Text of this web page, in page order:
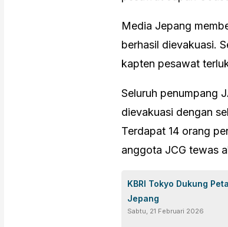
Media Jepang
berhasil dievakuasi.
kapten pesawat
Seluruh penumpang
dievakuasi dengan
Terdapat 14 orang
anggota JCG tewas
KBRI Tokyo Dukung
Jepang
Sabtu, 21 Februari 2026